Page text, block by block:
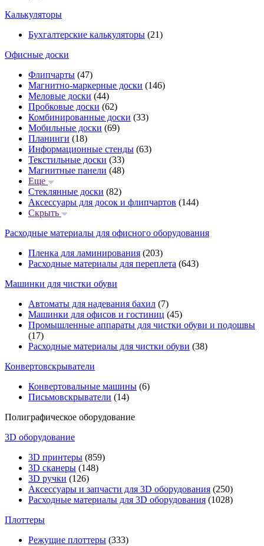
Калькуляторы
Бухгалтерские калькуляторы (21)
Офисные доски
Флипчарты (47)
Магнитно-маркерные доски (146)
Меловые доски (44)
Пробковые доски (62)
Комбинированные доски (33)
Мобильные доски (69)
Планинги (18)
Информационные стенды (63)
Текстильные доски (33)
Магнитные панели (48)
Еще
Стеклянные доски (82)
Аксессуары для досок и флипчартов (144)
Скрыть
Расходные материалы для офисного оборудования
Пленка для ламинирования (203)
Расходные материалы для переплета (643)
Машинки для чистки обуви
Автоматы для надевания бахил (7)
Машинки для офисов и гостиниц (45)
Промышленные аппараты для чистки обуви и подошвы
(17)
Расходные материалы для чистки обуви (38)
Конвертовскрыватели
Конвертовальные машины (6)
Письмовскрыватели (14)
Полиграфическое оборудование
3D оборудование
3D принтеры (859)
3D сканеры (148)
3D ручки (126)
Аксессуары и запчасти для 3D оборудования (250)
Расходные материалы для 3D оборудования (1028)
Плоттеры
Режущие плоттеры (333)